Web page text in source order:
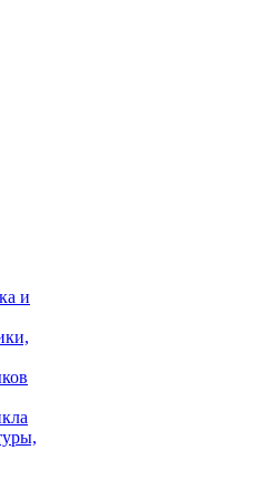
и